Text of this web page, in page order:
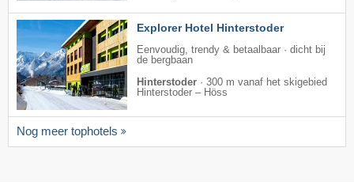
Explorer Hotel Hinterstoder
Eenvoudig, trendy & betaalbaar · dicht bij
de bergbaan
Hinterstoder · 300 m vanaf het skigebied
Hinterstoder – Höss
Nog meer tophotels